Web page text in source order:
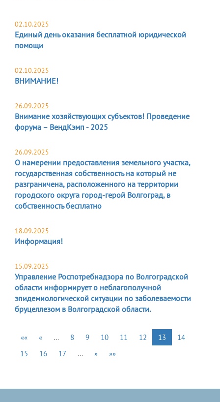
02.10.2025
Единый день оказания бесплатной юридической
помощи
02.10.2025
ВНИМАНИЕ!
26.09.2025
Внимание хозяйствующих субъектов! Проведение
форума – ВендКэмп - 2025
26.09.2025
О намерении предоставления земельного участка,
государственная собственность на который не
разграничена, расположенного на территории
городского округа город-герой Волгоград, в
собственность бесплатно
18.09.2025
Информация!
15.09.2025
Управление Роспотребнадзора по Волгоградской
области информирует о неблагополучной
эпидемиологической ситуации по заболеваемости
бруцеллезом в Волгоградской области.
«« « … 8 9 10 11 12 13
14
15
16 17 … » »»